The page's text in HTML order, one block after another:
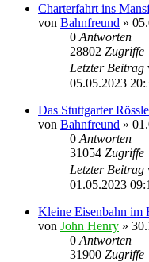
Charterfahrt ins
von Bahnfreund »
0 Antworten
28802 Zugriffe
Letzter Beitrag
05.05.2023
Das Stuttgarter
von Bahnfreund »
0 Antworten
31054 Zugriffe
Letzter Beitrag
01.05.2023
Kleine Eisenbahn im
von John Henry »
0 Antworten
31900 Zugriffe